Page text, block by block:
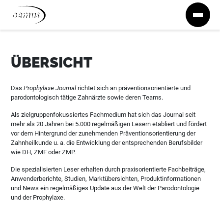
Zum Inhalt springen
ÜBERSICHT
DasProphylaxe Journal richtet sich an präventionsorientierte und
parodontologisch tätige Zahnärzte sowie deren Teams.
Als zielgruppenfokussiertes Fachmedium hat sich das Journal seit
mehr als 20 Jahren bei 5.000 regelmäßigen Lesern etabliert und fördert
vor dem Hintergrund der zunehmenden Präventionsorientierung der
Zahnheilkunde u. a. die Entwicklung der entsprechenden Berufsbilder
wie DH, ZMF oder ZMP.
Die spezialisierten Leser erhalten durch praxisorientierte Fachbeiträge,
Anwenderberichte, Studien, Marktübersichten, Produktinformationen
und News ein regelmäßiges Update aus der Welt der Parodontologie
und der Prophylaxe.